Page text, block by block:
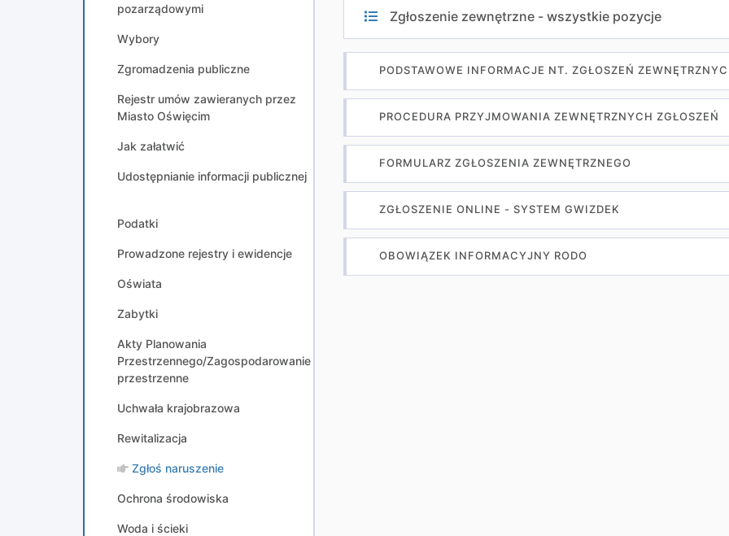
pozarządowymi
Wybory
Zgromadzenia publiczne
Rejestr umów zawieranych przez
Miasto Oświęcim
Jak załatwić
Udostępnianie informacji publicznej
Podatki
Prowadzone rejestry i ewidencje
Oświata
Zabytki
Akty Planowania
Przestrzennego/Zagospodarowanie
przestrzenne
Uchwała krajobrazowa
Rewitalizacja
Zgłoś naruszenie
Ochrona środowiska
Woda i ścieki
Zgłoszenie zewnętrzne - wszystkie pozycje
PODSTAWOWE INFORMACJE NT. ZGŁOSZEŃ
PROCEDURA PRZYJMOWANIA ZEWNĘTRZNYCH ZGŁOSZEŃ
FORMULARZ ZGŁOSZENIA ZEWNĘTRZNEGO
ZGŁOSZENIE ONLINE - SYSTEM GWIZDEK
OBOWIĄZEK INFORMACYJNY RODO